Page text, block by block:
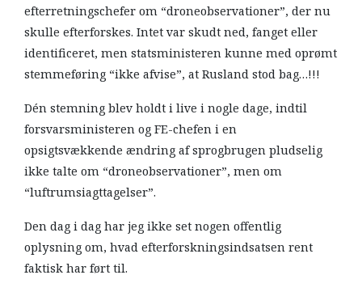
efterretningschefer om “droneobservationer”, der nu
skulle efterforskes. Intet var skudt ned, fanget eller
identificeret, men statsministeren kunne med oprømt
stemmeføring “ikke afvise”, at Rusland stod bag…!!!
Dén stemning blev holdt i live i nogle dage, indtil
forsvarsministeren og FE-chefen i en
opsigtsvækkende ændring af sprogbrugen pludselig
ikke talte om “droneobservationer”, men om
“luftrumsiagttagelser”.
Den dag i dag har jeg ikke set nogen offentlig
oplysning om, hvad efterforskningsindsatsen rent
faktisk har ført til.